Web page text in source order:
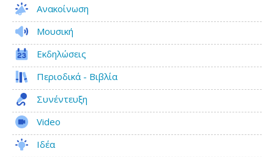
Ανακοίνωση
Μουσική
Εκδηλώσεις
Περιοδικά - Βιβλία
Συνέντευξη
Video
Ιδέα